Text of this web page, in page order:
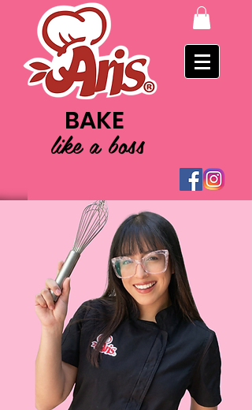
BAKE
like a boss